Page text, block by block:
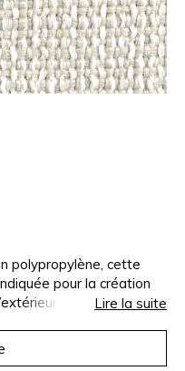
polypropylène, cette
pour la création
Ses fibres
à la lumière et aux
d'entretien facile et de
Lire la suite